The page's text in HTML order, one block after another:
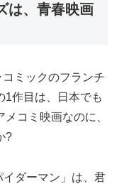
は、青春映画
ミックのフランチ
1作目は、日本でも
コミ映画なのに、
?
ダーマン」は、君